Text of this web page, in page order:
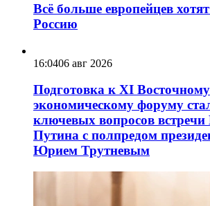
Всё больше европейцев
Россию
16:0406 авг 2026
Подготовка к XI Восточному
экономическому форуму
ключевых вопросов
Путина с полпредом
Юрием Трутневым